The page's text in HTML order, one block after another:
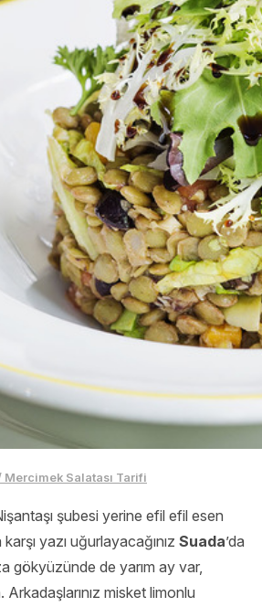
Mercimek Salatası Tarifi
şubesi yerine efil efil esen
yazı uğurlayacağınız Suada’da
gökyüzünde de yarım ay var,
Arkadaşlarınız misket limonlu